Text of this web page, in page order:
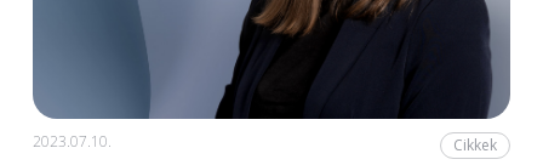
2023.07.10. Cikkek